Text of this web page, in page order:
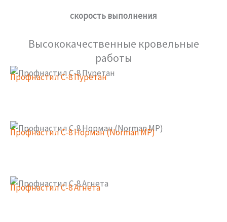
скорость выполнения
Высококачественные кровельные
работы
Профнастил С-8 Пуретан
Профнастил С-8 Норман (Norman MP)
Профнастил С-8 Агнета